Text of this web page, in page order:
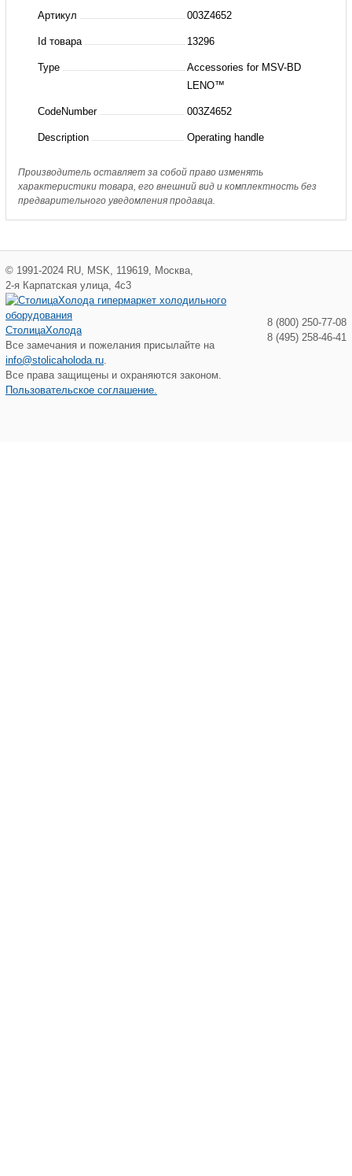
MSV-
BD(пр.
2864303256)
Артикул 003Z4652
Id товара 13296
Type
Accessories for MSV-BD
LENO™
CodeNumber 003Z4652
Description Operating handle
Производитель оставляет за собой право изменять
характеристики товара, его внешний вид и комплектность без
предварительного уведомления продавца.
© 1991-2024 RU MSK 119619 Москва
2-я Карпатская улица, 4с3
СтолицаХолода
Все замечания и пожелания присылайте на
info@stolicaholoda.ru
Все права защищены и охраняются законом.
Пользовательское соглашение.
8 (800) 250-77-08
8 (495) 258-46-41